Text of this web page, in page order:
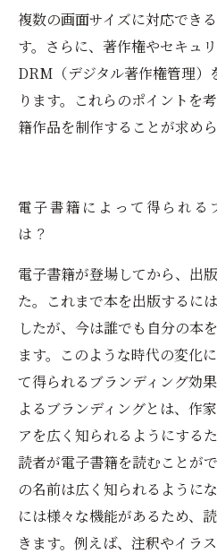
複数の画面サイズに対応でき
す。さらに、著作権やセキュリ
DRM（デジタル著作権管理）
ります。これらのポイントを
籍作品を制作することが求めら
電子書籍によって得られる
は？
電子書籍が登場してから、出
た。これまで本を出版するに
したが、今は誰でも自分の本
ます。このような時代の変化
て得られるブランディング効
よるブランディングとは、作
アを広く知られるようにする
読者が電子書籍を読むことが
の名前は広く知られるように
には様々な機能があるため、
きます。例えば、注釈やイラ